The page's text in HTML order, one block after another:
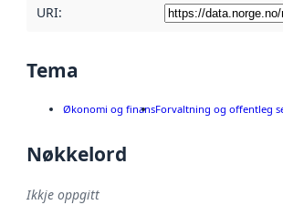
URI:
Tema
Økonomi og finansForvaltning og offentleg
Nøkkelord
Ikkje oppgitt